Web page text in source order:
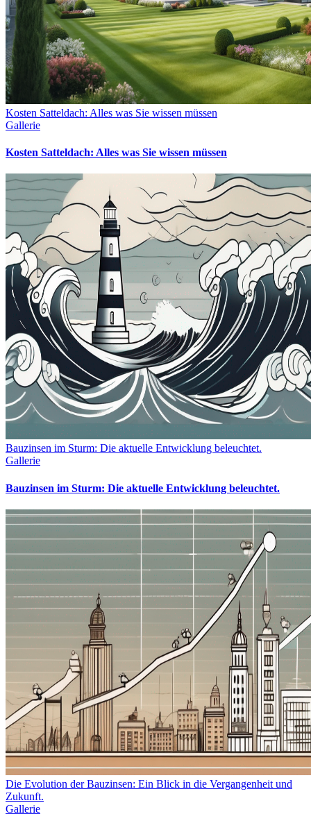
Kosten Satteldach: Alles was Sie wissen müssen
Gallerie
Kosten Satteldach: Alles was Sie wissen müssen
Bauzinsen im Sturm: Die aktuelle Entwicklung beleuchtet.
Gallerie
Bauzinsen im Sturm: Die aktuelle Entwicklung beleuchtet.
Die Evolution der Bauzinsen: Ein Blick in die Vergangenheit und
Zukunft.
Gallerie